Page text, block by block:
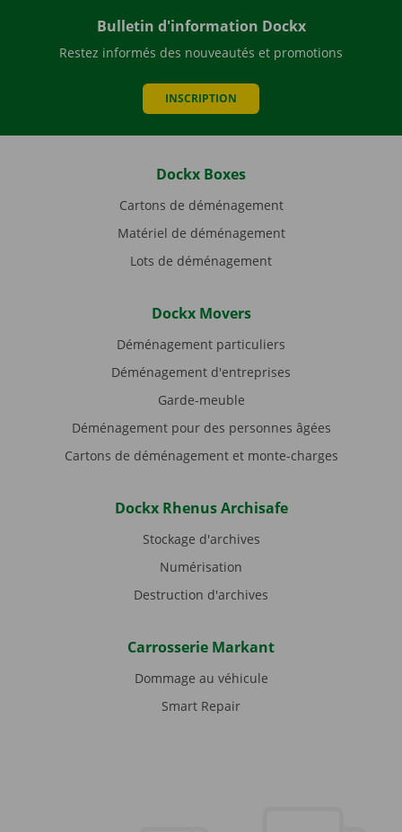
Bulletin d'information Dockx
Restez informés des nouveautés et promotions
INSCRIPTION
Dockx Boxes
Cartons de déménagement
Matériel de déménagement
Lots de déménagement
Dockx Movers
Déménagement particuliers
Déménagement d'entreprises
Garde-meuble
Déménagement pour des personnes âgées
Cartons de déménagement et monte-charges
Dockx Rhenus Archisafe
Stockage d'archives
Numérisation
Destruction d'archives
Carrosserie Markant
Dommage au véhicule
Smart Repair